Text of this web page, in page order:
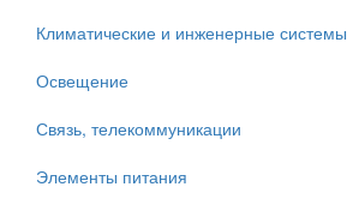
Климатические и инженерные системы
Освещение
Связь, телекоммуникации
Элементы питания